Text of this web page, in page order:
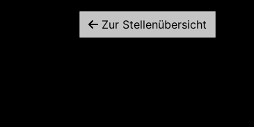
Zur Stellenübersicht